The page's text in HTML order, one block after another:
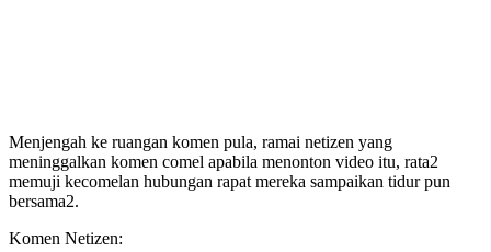
Menjengah ke ruangan komen pula, ramai netizen yang
meninggalkan komen comel apabila menonton video itu, rata2
memuji kecomelan hubungan rapat mereka sampaikan tidur pun
bersama2.
Komen Netizen: